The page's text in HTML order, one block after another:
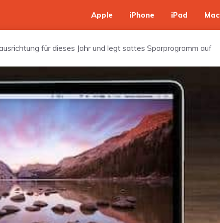
Apple iPhone iPad Mac
für dieses Jahr und legt sattes Sparprogramm auf